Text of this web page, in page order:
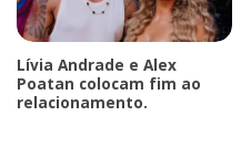
Lívia Andrade e Alex
Poatan colocam fim ao
relacionamento.